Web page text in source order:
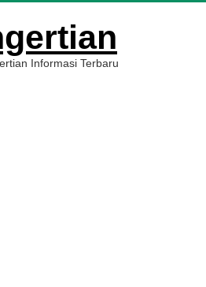
Informasi Terbaru